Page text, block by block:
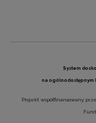
System
na ogólnodostępnym
Projekt współfinansowany